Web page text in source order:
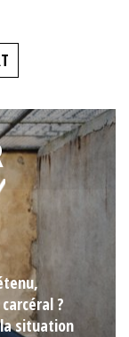
?
situation